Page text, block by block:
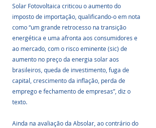
Solar Fotovoltaica criticou o aumento do
imposto de importação, qualificando-o em nota
como “um grande retrocesso na transição
energética e uma afronta aos consumidores e
ao mercado, com o risco eminente (sic) de
aumento no preço da energia solar aos
brasileiros, queda de investimento, fuga de
capital, crescimento da inflação, perda de
emprego e fechamento de empresas”, diz o
texto.
Ainda na avaliação da Absolar, ao contrário do